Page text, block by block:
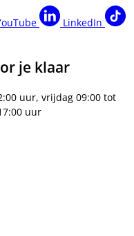
LinkedIn
je klaar
uur, vrijdag 09:00 tot
uur